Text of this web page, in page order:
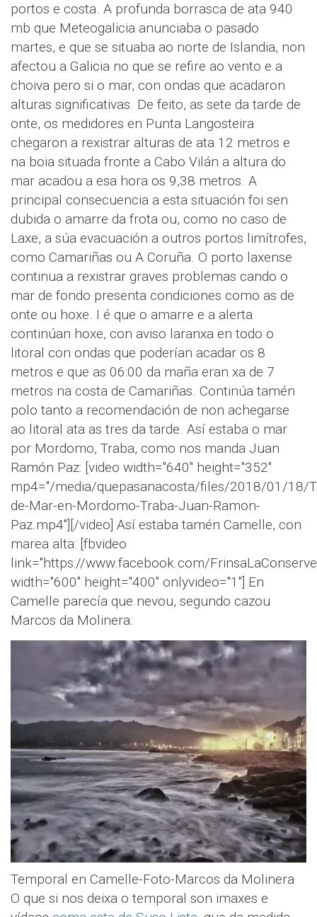
portos e costa. A profunda borrasca de ata 940
mb que Meteogalicia anunciaba o pasado
martes, e que se situaba ao norte de Islandia, non
afectou a Galicia no que se refire ao vento e a
choiva pero si o mar, con ondas que acadaron
alturas significativas. De feito, as sete da tarde de
onte, os medidores en Punta Langosteira
chegaron a rexistrar alturas de ata 12 metros e
na boia situada fronte a Cabo Vilán a altura do
mar acadou a esa hora os 9,38 metros. A
principal consecuencia a esta situación foi sen
dubida o amarre da frota ou, como no caso de
Laxe, a súa evacuación a outros portos limítrofes,
como Camariñas ou A Coruña. O porto laxense
continua a rexistrar graves problemas cando o
mar de fondo presenta condiciones como as de
onte ou hoxe. I é que o amarre e a alerta
continúan hoxe, con aviso laranxa en todo o
litoral con ondas que poderían acadar os 8
metros e que as 06:00 da maña eran xa de 7
metros na costa de Camariñas. Continúa tamén
polo tanto a recomendación de non achegarse
ao litoral ata as tres da tarde. Así estaba o mar
por Mordomo, Traba, como nos manda Juan
Ramón Paz: [video width="640" height="352"
mp4="/media/quepasanacosta/files/2018/01/18/
de-Mar-en-Mordomo-Traba-Juan-Ramon-
Paz.mp4"][/video] Así estaba tamén Camelle, con
marea alta: [fbvideo
link="https://www.facebook.com/
width="600" height="400" onlyvideo="1"] En
Camelle parecía que nevou, segundo cazou
Marcos da Molinera:
Temporal en Camelle-Foto-Marcos da Molinera
O que si nos deixa o temporal son imaxes e